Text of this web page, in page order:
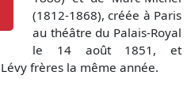
(1812-1868), créée à Paris
au théâtre du Palais-Royal
le 14 août 1851, et
frères la même année.